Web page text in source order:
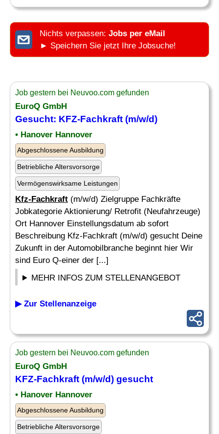
Nichts verpassen: Jobs per eMail
► Speichern Sie jetzt Ihre Jobsuche!
Job gestern bei Neuvoo.com gefunden
EuroQ GmbH
Gesucht: KFZ-Fachkraft (m/w/d)
• Hanover Hannover
Abgeschlossene Ausbildung
Betriebliche Altersvorsorge
Vermögenswirksame Leistungen
Kfz-Fachkraft (m/w/d) Zielgruppe Fachkräfte
Jobkategorie Aktionierung/ Retrofit (Neufahrzeuge)
Ort Hannover Einstellungsdatum ab sofort
Beschreibung Kfz-Fachkraft (m/w/d) gesucht Deine
Zukunft in der Automobilbranche beginnt hier Wir
sind Euro Q-einer der [...]
MEHR INFOS ZUM STELLENANGEBOT
▶ Zur Stellenanzeige
Job gestern bei Neuvoo.com gefunden
EuroQ GmbH
KFZ-Fachkraft (m/w/d) gesucht
• Hanover Hannover
Abgeschlossene Ausbildung
Betriebliche Altersvorsorge